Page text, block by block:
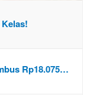
Rp18.075…